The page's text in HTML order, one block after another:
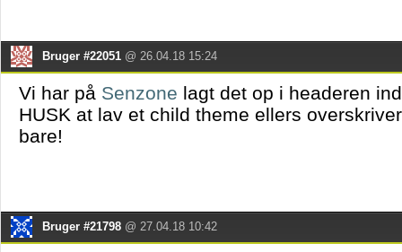
Bruger #22051 @ 26.04.18 15:24
Vi har på Senzone lagt det op i headeren
HUSK at lav et child theme ellers
bare!
Bruger #21798 @ 27.04.18 10:42